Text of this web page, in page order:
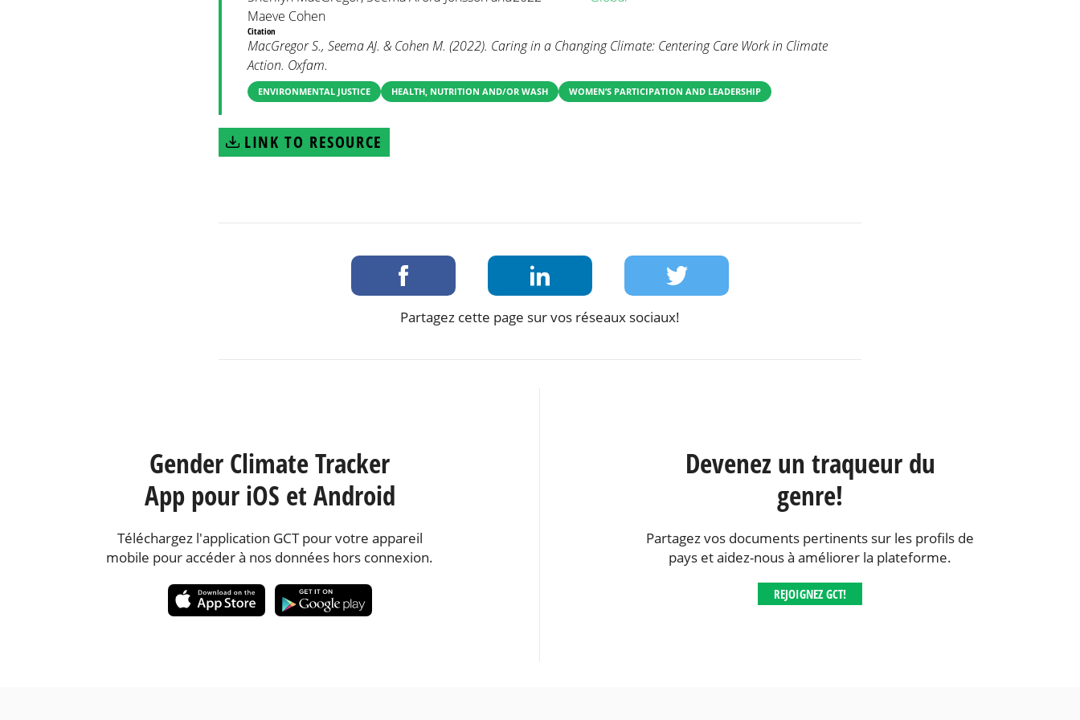
Maeve Cohen
Citation
MacGregor S., Seema AJ. & Cohen M. (2022). Caring in a Changing Climate: Centering Care Work in Climate
Action. Oxfam.
ENVIRONMENTAL JUSTICE HEALTH, NUTRITION AND/OR WASH WOMEN’S PARTICIPATION AND LEADERSHIP
LINK TO RESOURCE
Partagez cette page sur vos réseaux sociaux!
Gender Climate Tracker
App pour iOS et Android
Téléchargez l'application GCT pour votre appareil
mobile pour accéder à nos données hors connexion.
Devenez un traqueur du
genre!
Partagez vos documents pertinents sur les profils de
pays et aidez-nous à améliorer la plateforme.
REJOIGNEZ GCT!